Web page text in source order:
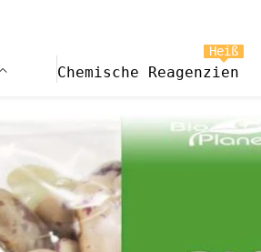
Chemische Reagenzien
Heiß